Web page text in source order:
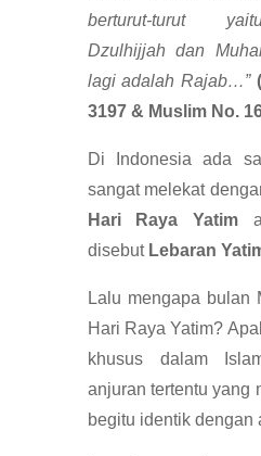
berturut-turut
Dzulhijjah dan
lagi adalah Rajab…”
3197 & Muslim No.
Di Indonesia ada
sangat melekat
Hari Raya Yatim
disebut Lebaran
Lalu mengapa bulan
Hari Raya Yatim?
khusus dalam
anjuran tertentu yang
begitu identik dengan